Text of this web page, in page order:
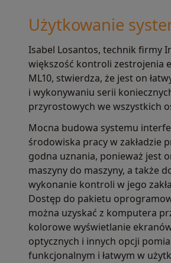
Użytkowanie
Isabel Losantos, technik firmy
większość kontroli zestrojenia
ML10, stwierdza, że jest on
i wykonywaniu serii
przyrostowych we wszystkich
Mocna budowa systemu
środowiska pracy w zakładzie
godna uznania, ponieważ jest
maszyny do maszyny, a także
wykonanie kontroli w jego
Dostęp do pakietu
można uzyskać z komputera
kolorowe wyświetlanie
optycznych i innych opcji
funkcjonalnym i łatwym w